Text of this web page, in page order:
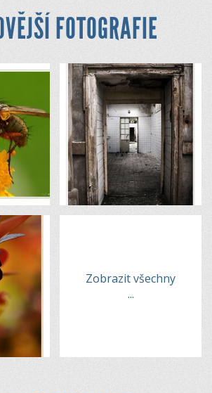
FOTOGRAFIE
Zobrazit všechny
...